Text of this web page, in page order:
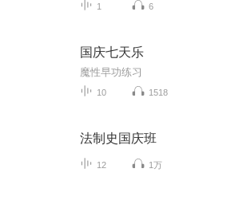
1 6
国庆七天乐
魔性早功练习
10 1518
法制史国庆班
12 1万